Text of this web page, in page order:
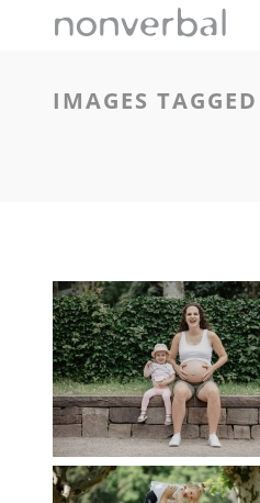
IMAGES